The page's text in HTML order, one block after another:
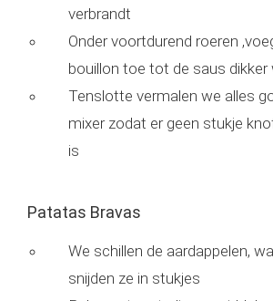
verbrandt
Onder voortdurend roeren
bouillon toe tot de saus dikker
Tenslotte vermalen we alles
mixer zodat er geen stukje
is
Patatas Bravas
We schillen de aardappelen,
snijden ze in stukjes